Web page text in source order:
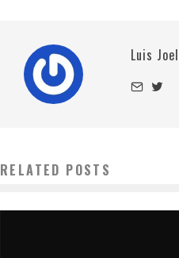
Luis
RELATED POSTS